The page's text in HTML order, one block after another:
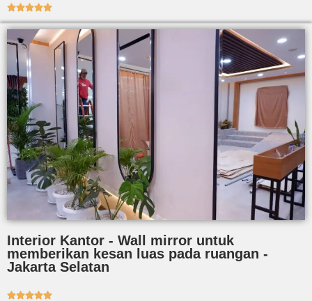

Interior Kantor - Wall mirror untuk
memberikan kesan luas pada ruangan -
Jakarta Selatan
